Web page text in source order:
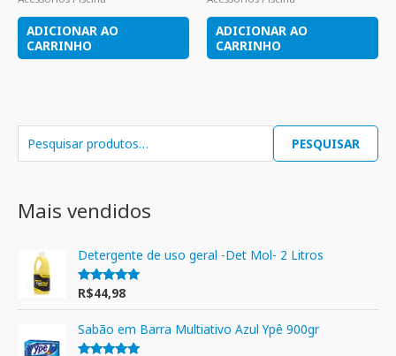
PESQUISAR
Mais vendidos
Detergente de uso geral -Det Mol- 2 Litros
Avaliação
de 5
R$44,98
Sabão em Barra Multiativo Azul Ypê 900gr
ADICIONAR AO
CARRINHO
ADICIONAR AO
CARRINHO